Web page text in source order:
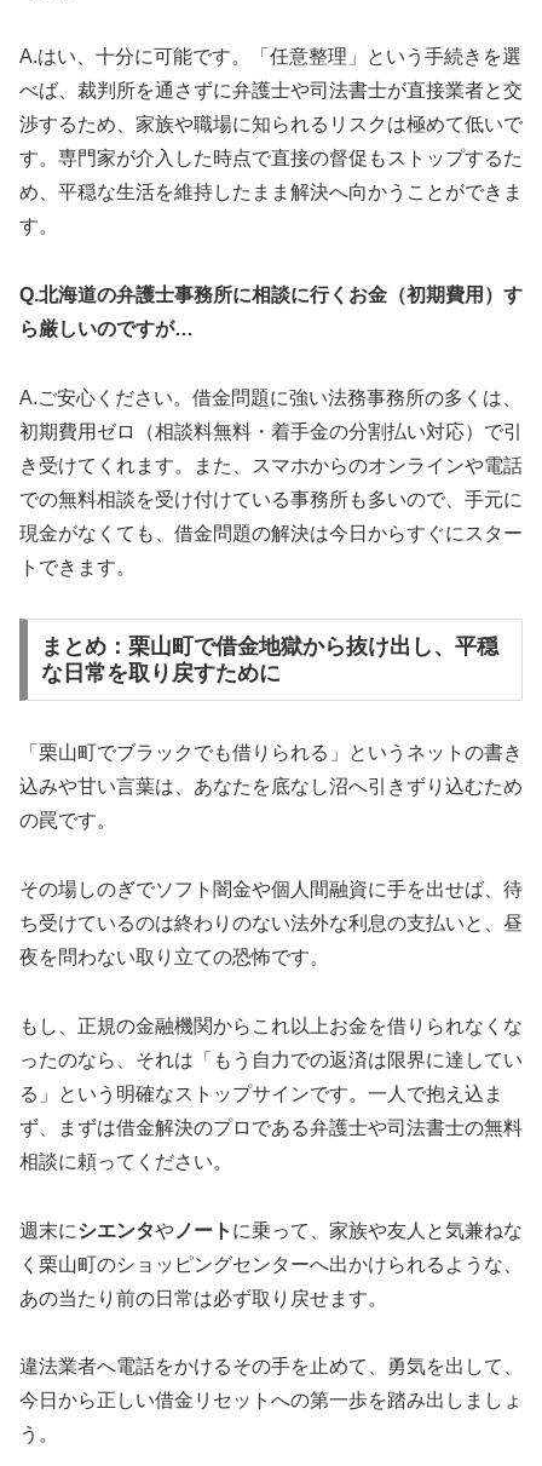
A.はい、十分に可能です。「任意整理」という手続きを選
べば、裁判所を通さずに弁護士や司法書士が直接業者と交
渉するため、家族や職場に知られるリスクは極めて低いで
す。専門家が介入した時点で直接の督促もストップするた
め、平穏な生活を維持したまま解決へ向かうことができま
す。
Q.北海道の弁護士事務所に相談に行くお金（初期費用）す
ら厳しいのですが…
A.ご安心ください。借金問題に強い法務事務所の多くは、
初期費用ゼロ（相談料無料・着手金の分割払い対応）で引
き受けてくれます。また、スマホからのオンラインや電話
での無料相談を受け付けている事務所も多いので、手元に
現金がなくても、借金問題の解決は今日からすぐにスター
トできます。
まとめ：栗山町で借金地獄から抜け出し、平穏
な日常を取り戻すために
「栗山町でブラックでも借りられる」というネットの書き
込みや甘い言葉は、あなたを底なし沼へ引きずり込むため
の罠です。
その場しのぎでソフト闇金や個人間融資に手を出せば、待
ち受けているのは終わりのない法外な利息の支払いと、昼
夜を問わない取り立ての恐怖です。
もし、正規の金融機関からこれ以上お金を借りられなくな
ったのなら、それは「もう自力での返済は限界に達してい
る」という明確なストップサインです。一人で抱え込ま
ず、まずは借金解決のプロである弁護士や司法書士の無料
相談に頼ってください。
週末にシエンタや ノート に乗って、家族や友人と気兼ねな
く栗山町のショッピングセンターへ出かけられるような、
あの当たり前の日常は必ず取り戻せます。
違法業者へ電話をかけるその手を止めて、勇気を出して、
今日から正しい借金リセットへの第一歩を踏み出しましょ
う。